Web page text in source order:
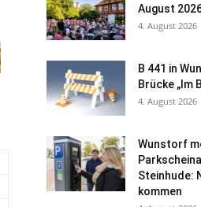
August
4. August 2026
B 441 in
Brücke „Im
4. August 2026
Wunstorf
Steinhude:
kommen